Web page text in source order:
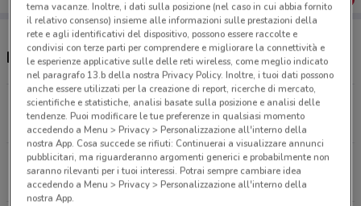
Negozi Tempocasa a Magenta
Via Garibaldi, 34 Magenta
506 m
Via Carlo Cattaneo, 7 Corbetta
3.1 km
tema vacanze. Inoltre, i dati sulla posizione (nel caso in cui abbia fornito
il relativo consenso) insieme alle informazioni sulle prestazioni della
rete e agli identificativi del dispositivo, possono essere raccolte e
condivisi con terze parti per comprendere e migliorare la connettività e
le esperienze applicative sulle delle reti wireless, come meglio indicato
nel paragrafo 13.b della nostra Privacy Policy. Inoltre, i tuoi dati possono
anche essere utilizzati per la creazione di report, ricerche di mercato,
scientifiche e statistiche, analisi basate sulla posizione e analisi delle
tendenze. Puoi modificare le tue preferenze in qualsiasi momento
accedendo a Menu > Privacy > Personalizzazione all'interno della
nostra App. Cosa succede se rifiuti: Continuerai a visualizzare annunci
pubblicitari, ma riguarderanno argomenti generici e probabilmente non
saranno rilevanti per i tuoi interessi. Potrai sempre cambiare idea
accedendo a Menu > Privacy > Personalizzazione all'interno della
nostra App.